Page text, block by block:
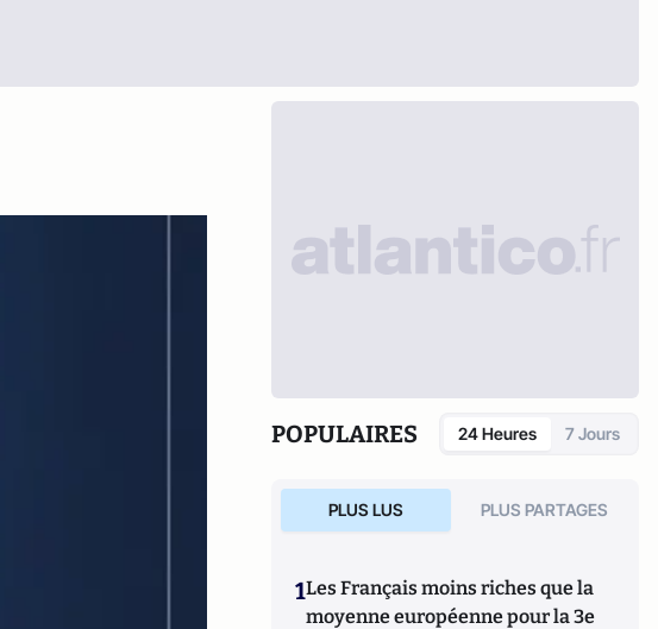
POPULAIRES 24 Heures 7 Jours
PLUS LUS PLUS PARTAGES
1Les Français moins riches que la
moyenne européenne pour la 3e